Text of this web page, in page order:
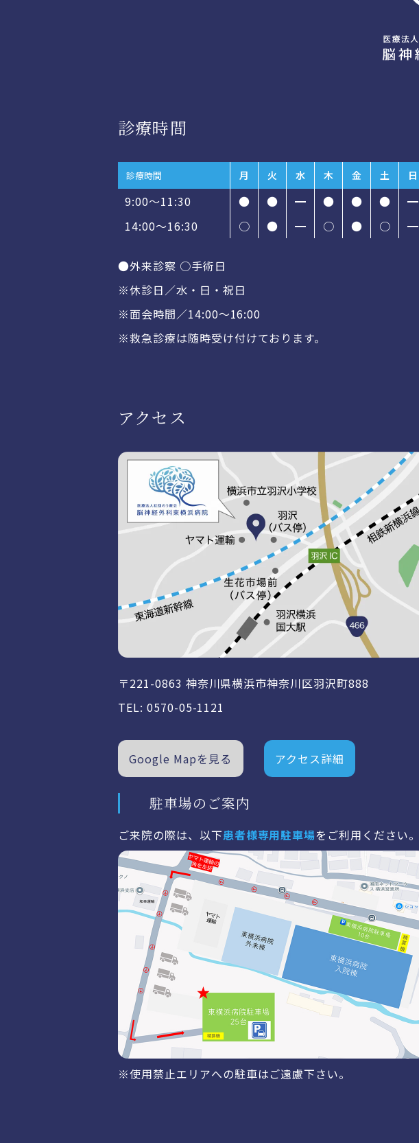
診療時間
診療時間 月 火 水 木 金 土 日
9:00～11:30 ● ● ━ ● ● ●
━
14:00〜16:30
○ ● ━ ○ ● ○ ━
●外来診察 ○手術日
※休診日／水・日・祝日
※面会時間／14:00〜16:00
※救急診療は随時受け付けております。
アクセス
〒221-0863 神奈川県横浜市神奈川区羽沢町888
TEL: 0570-05-1121
Google Mapを見る アクセス詳細
駐車場のご案内
ご来院の際は、以下患者様専用駐車場をご利用ください。
※使用禁止エリアへの駐車はご遠慮下さい。